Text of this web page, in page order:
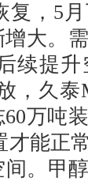
，5月
大。
续提
，久
万吨
才能正
。甲